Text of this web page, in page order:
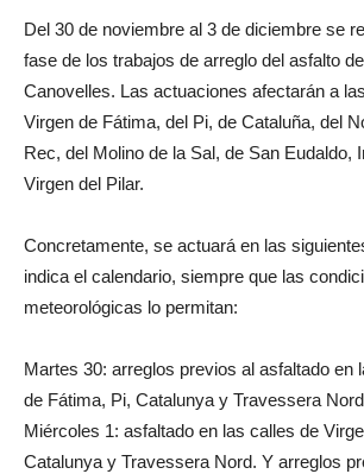
Del 30 de noviembre al 3 de diciembre se
fase de los trabajos de arreglo del asfalto
Canovelles. Las actuaciones afectarán a
Virgen de Fátima, del Pi, de Cataluña, del
Rec, del Molino de la Sal, de San Eudaldo,
Virgen del Pilar.
Concretamente, se actuará en las
indica el calendario, siempre que las
meteorológicas lo permitan:
Martes 30: arreglos previos al asfaltado en
de Fátima, Pi, Catalunya y Travessera
Miércoles 1: asfaltado en las calles de
Catalunya y Travessera Nord. Y arreglos